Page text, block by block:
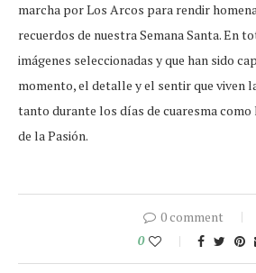
marcha por Los Arcos para rendir
recuerdos de nuestra Semana Santa. En
imágenes seleccionadas y que han sido
momento, el detalle y el sentir que viven
tanto durante los días de cuaresma
de la Pasión.
0 comment
0